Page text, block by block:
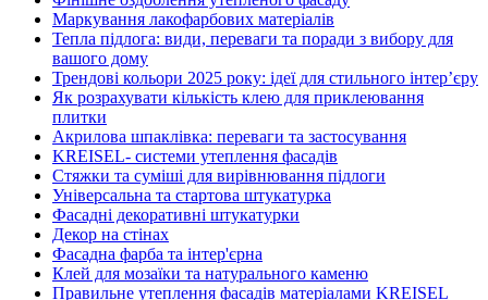
Маркування лакофарбових матеріалів
Тепла підлога: види, переваги та поради з вибору для
вашого дому
Трендові кольори 2025 року: ідеї для стильного інтер’єру
Як розрахувати кількість клею для приклеювання
плитки
Акрилова шпаклівка: переваги та застосування
KREISEL- системи утеплення фасадів
Стяжки та суміші для вирівнювання підлоги
Універсальна та стартова штукатурка
Фасадні декоративні штукатурки
Декор на стінах
Фасадна фарба та інтер'єрна
Клей для мозаїки та натурального каменю
Правильне утеплення фасадів матеріалами KREISEL